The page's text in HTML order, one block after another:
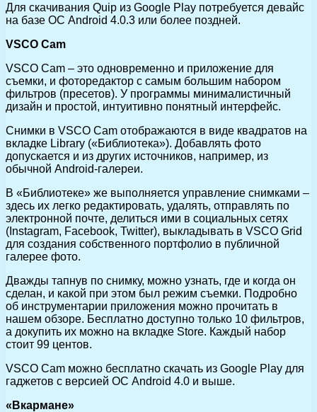
Для скачивания Quip из Google Play потребуется девайс
на базе ОС Android 4.0.3 или более поздней.
VSCO Cam
VSCO Cam – это одновременно и приложение для
съемки, и фоторедактор с самым большим набором
фильтров (пресетов). У программы минималистичный
дизайн и простой, интуитивно понятный интерфейс.
Снимки в VSCO Cam отображаются в виде квадратов на
вкладке Library («Библиотека»). Добавлять фото
допускается и из других источников, например, из
обычной Android-галереи.
В «Библиотеке» же выполняется управление снимками –
здесь их легко редактировать, удалять, отправлять по
электронной почте, делиться ими в социальных сетях
(Instagram, Facebook, Twitter), выкладывать в VSCO Grid
для создания собственного портфолио в публичной
галерее фото.
Дважды тапнув по снимку, можно узнать, где и когда он
сделан, и какой при этом был режим съемки. Подробно
об инструментарии приложения можно прочитать в
нашем обзоре. Бесплатно доступно только 10 фильтров,
а докупить их можно на вкладке Store. Каждый набор
стоит 99 центов.
VSCO Cam можно бесплатно скачать из Google Play для
гаджетов с версией ОС Android 4.0 и выше.
«Вкармане»